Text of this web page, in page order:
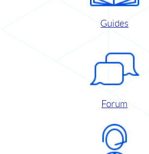
Guides
Forum